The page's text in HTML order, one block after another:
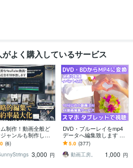
よく購入しているサービス
制作！動画全般ど
ャンルも制作しま
ム運営で納期も安
ずはどんな内容で
ください！
(6)
3,000 円
DVD・ブルーレイをmp4
データへ編集致します 高
品質なエンコード技術でm
p4フォーマット変換！
5.0 (377)
動画工房。
1,000 円